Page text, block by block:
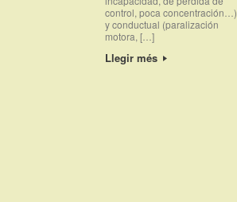
control, poca concentración…)
y conductual (paralización
motora, […]
Llegir més